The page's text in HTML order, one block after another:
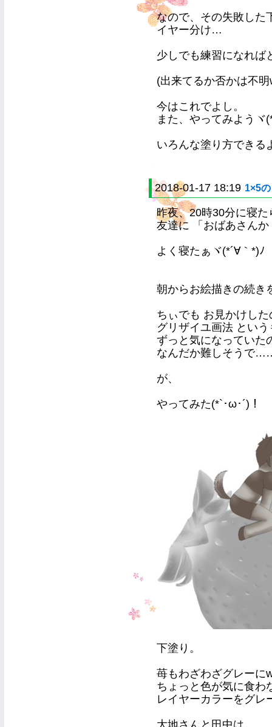
なので、その失敗した
イヤー分け…
少しでも練習になれば
(出来てるか否かは不明
今はこれでよし。
また、やってみようヾ
いろんな塗り方できる
2018-01-17 18:19 1×5
昨夜、20時30分に寝
友達に 「おばあさん
よく寝たぁヾ(*´∀｀*)ﾉ
朝からお絵描きの続き
ちぃでも お見かけし
グリザイユ画法 とい
ずっと気になっていた
なんだか難しそうで
が、
やってみた(*`･ω･´)！
下塗り。
苺もわざわざグレーに
ちょっと色が気に食わ
レイヤーカラーをグレ
大地さんと田中は…